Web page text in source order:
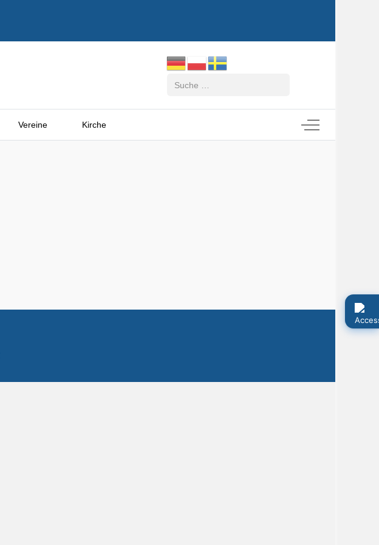
Vereine Kirche Off-Canvas